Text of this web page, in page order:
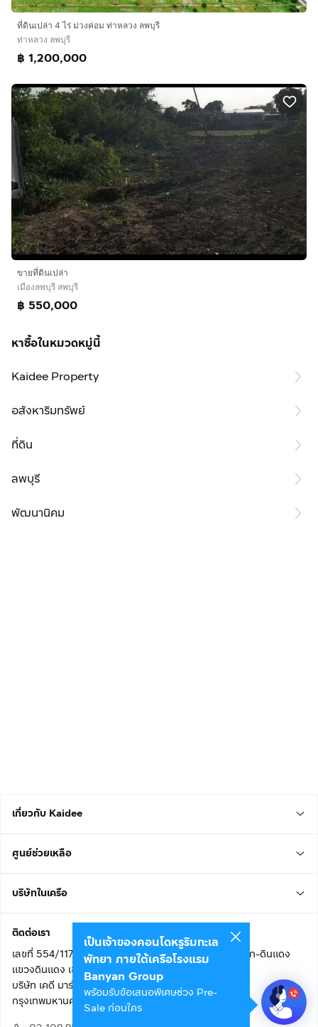
ที่ดินเปล่า 4 ไร่ ม่วงค่อม ท่าหลวง ลพบุรี
ท่าหลวง ลพบุรี
฿ 1,200,000
ขายที่ดินเปล่า
เมืองลพบุรี ลพบุรี
฿ 550,000
หาซื้อในหมวดหมู่นี้
Kaidee Property
อสังหาริมทรัพย์
ที่ดิน
ลพบุรี
พัฒนานิคม
เกี่ยวกับ Kaidee
ศูนย์ช่วยเหลือ
บริษัทในเครือ
ติดต่อเรา
เลขที่ 554/117 อาคารสกายไนน์ เซ็นเตอร์ ชั้น 22 ถนนอโศก-ดินแดง
แขวงดินแดง เขตดินแดง
บริษัท เคดี มาร์เก็ตเพลส จำกัด (สำนักงานใหญ่)
กรุงเทพมหานคร 10400
เป็นเจ้าของคอนโดหรูริมทะเล
พัทยา ภายใต้เครือโรงแรม
Banyan Group
พร้อมรับข้อเสนอพิเศษช่วง Pre-
Sale ก่อนใคร